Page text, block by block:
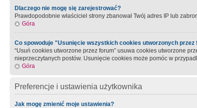
Dlaczego nie mogę się zarejestrować?
Prawdopodobnie właściciel strony zbanował Twój adres IP lub
Góra
Co spowoduje "Usunięcie wszystkich cookies utworzonych przez
“Usuń cookies utworzone przez forum” usuwa cookies utworzone
nieprzeczytanych postów. Usunięcie cookies może pomóc w
Góra
Preferencje i ustawienia użytkownika
Jak mogę zmienić moje ustawienia?